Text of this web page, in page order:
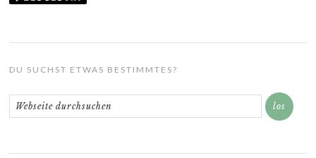
DU SUCHST ETWAS BESTIMMTES?